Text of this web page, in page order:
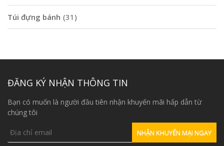
Túi đựng bánh (31)
ĐĂNG KÝ NHẬN THÔNG TIN
Bạn có muốn là người đầu tiên nhận khuyến mãi hấp dẫn từ
chúng tôi